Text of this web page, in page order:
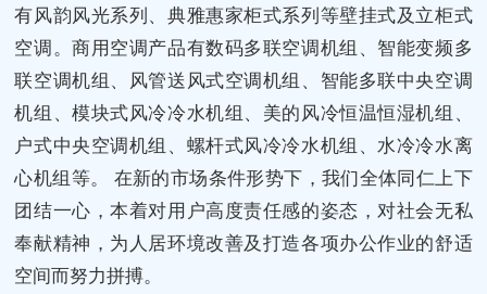
有风韵风光系列、典雅惠家柜式系列等壁挂式及立柜式
空调。商用空调产品有数码多联空调机组、智能变频多
联空调机组、风管送风式空调机组、智能多联中央空调
机组、模块式风冷冷水机组、美的风冷恒温恒湿机组、
户式中央空调机组、螺杆式风冷冷水机组、水冷冷水离
心机组等。 在新的市场条件形势下，我们全体同仁上下
团结一心，本着对用户高度责任感的姿态，对社会无私
奉献精神，为人居环境改善及打造各项办公作业的舒适
空间而努力拼搏。